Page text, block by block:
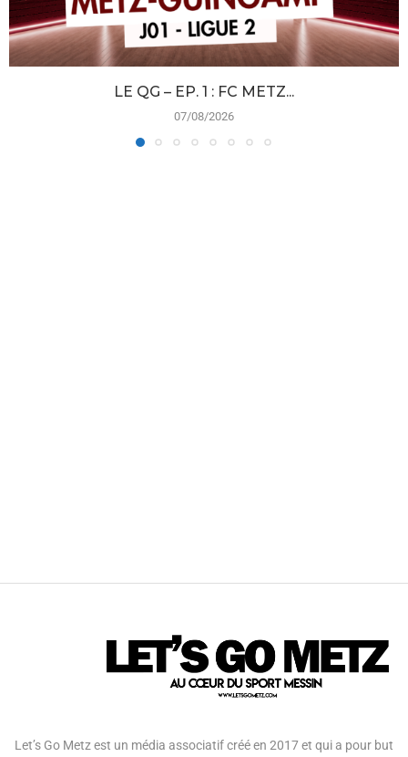
LE QG – EP. 1 : FC METZ...
07/08/2026
Let’s Go Metz est un média associatif créé en 2017 et qui a pour but